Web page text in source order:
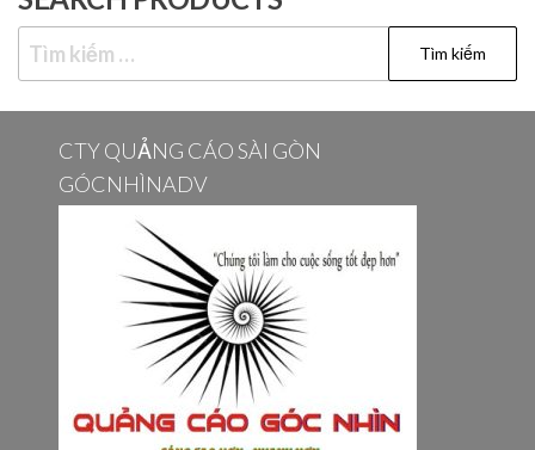
Tìm
kiếm
cho:
CTY QUẢNG CÁO SÀI GÒN
GÓCNHÌNADV